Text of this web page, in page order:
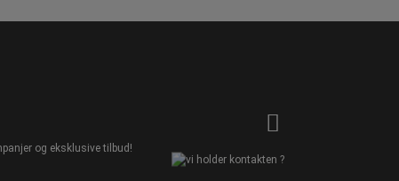
og eksklusive tilbud!